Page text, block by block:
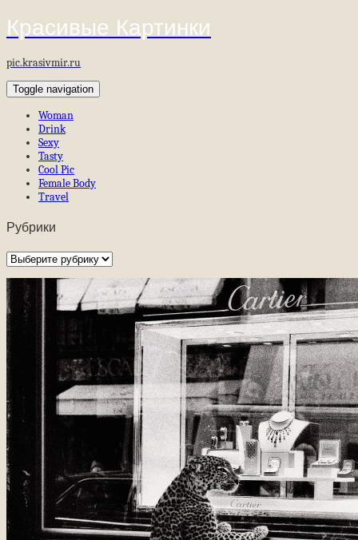
Красивые Картинки
pic.krasivmir.ru
Toggle navigation
Woman
Drink
Sexy
Tasty
Cool Pic
Female Body
Travel
Рубрики
Рубрики